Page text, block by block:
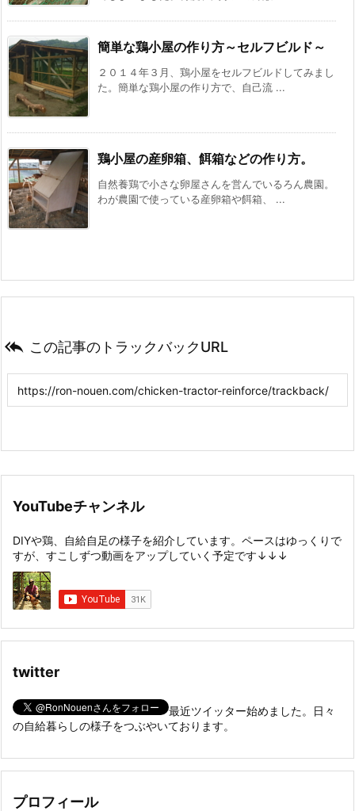
簡単な鶏小屋の作り方～セルフビルド～
２０１４年３月、鶏小屋をセルフビルドしてみまし
た。簡単な鶏小屋の作り方で、自己流 ...
鶏小屋の産卵箱、餌箱などの作り方。
自然養鶏で小さな卵屋さんを営んでいるろん農園。
わが農園で使っている産卵箱や餌箱、 ...
 この記事のトラックバックURL
YouTubeチャンネル
DIYや鶏、自給自足の様子を紹介しています。ペースはゆっくりで
すが、すこしずつ動画をアップしていく予定です↓↓↓
twitter
最近ツイッター始めました。日々
の自給暮らしの様子をつぶやいております。
プロフィール